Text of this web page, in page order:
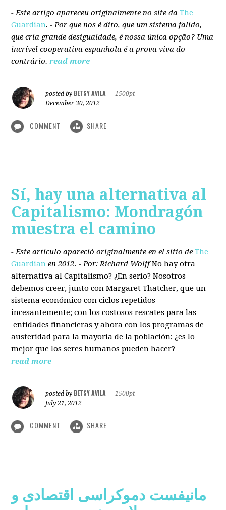
- Este artigo apareceu originalmente no site daThe
Guardian. - Por que nos é dito, que um sistema falido,
que cria grande desigualdade, é nossa única opção? Uma
incrível cooperativa espanhola é a prova viva do
contrário. read more
posted by BETSY AVILA
1500pt
December 30, 2012
COMMENT SHARE
Sí, hay una alternativa al
Capitalismo: Mondragón
muestra el camino
- Este artículo apareció originalmente en el sitio deThe
Guardian en 2012. - Por: Richard Wolff No hay otra
alternativa al Capitalismo? ¿En serio? Nosotros
debemos creer, junto con Margaret Thatcher, que un
sistema económico con ciclos repetidos
incesantemente; con los costosos rescates para las
entidades financieras y ahora con los programas de
austeridad para la mayoría de la población; ¿es lo
mejor que los seres humanos pueden hacer?
read more
posted by BETSY AVILA
1500pt
July 21, 2012
COMMENT SHARE
مانیفست دموکراسی اقتصادی و